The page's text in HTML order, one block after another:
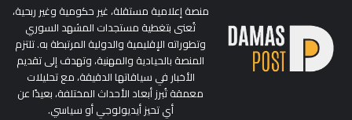
منصة إعلامية مستقلة، غير حكومية وغير ربحية،
تُعنى بتغطية مستجدات المشهد السوري
وتطوراته الإقليمية والدولية المرتبطة به. تلتزم
المنصة بالحيادية والمهنية، وتهدف إلى تقديم
الأخبار في سياقاتها الدقيقة، مع تحليلات
معمقة تُبرز أبعاد الأحداث المختلفة، بعيدًا عن
أي تحيز أيديولوجي أو سياسي.